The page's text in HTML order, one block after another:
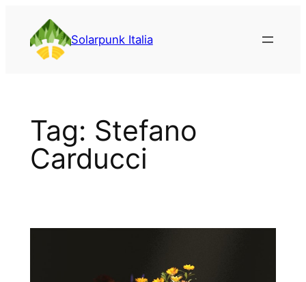
contenuto
Solarpunk Italia
Tag: Stefano
Carducci